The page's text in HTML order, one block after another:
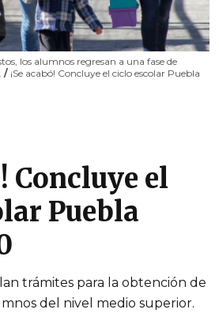
los alumnos regresan a una fase de
/ ¡Se acabó! Concluye el ciclo escolar Puebla
Concluye el
Puebla
trámites para la obtención de
del nivel medio superior.